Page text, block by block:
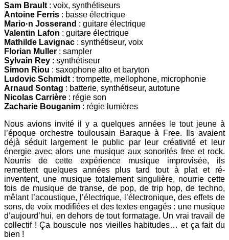
Sam Brault : voix, synthétiseurs
Antoine Ferris : basse électrique
Mario·n Josserand : guitare électrique
Valentin Lafon : guitare électrique
Mathilde Lavignac : synthétiseur, voix
Florian Muller : sampler
Sylvain Rey : synthétiseur
Simon Riou : saxophone alto et baryton
Ludovic Schmidt : trompette, mellophone, microphonie
Arnaud Sontag : batterie, synthétiseur, autotune
Nicolas Carrière : régie son
Zacharie Bouganim : régie lumières
Nous avions invité il y a quelques années le tout jeune à
l’époque orchestre toulousain Baraque à Free. Ils avaient
déjà séduit largement le public par leur créativité et leur
énergie avec alors une musique aux sonorités free et rock.
Nourris de cette expérience musique improvisée, ils
remettent quelques années plus tard tout à plat et ré-
inventent, une musique totalement singulière, nourrie cette
fois de musique de transe, de pop, de trip hop, de techno,
mêlant l’acoustique, l’électrique, l’électronique, des effets de
sons, de voix modifiées et des textes engagés : une musique
d’aujourd’hui, en dehors de tout formatage. Un vrai travail de
collectif ! Ça bouscule nos vieilles habitudes… et ça fait du
bien !